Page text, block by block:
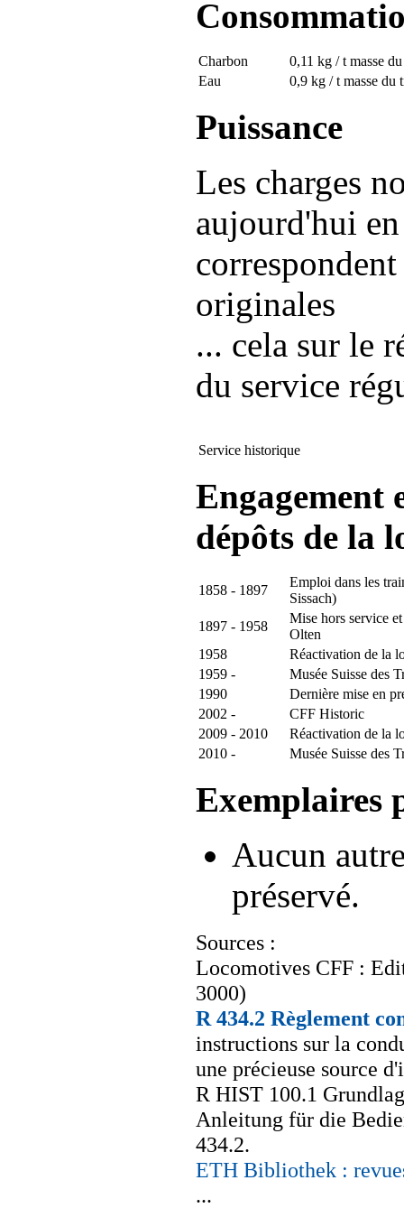
Charbon
0,11 kg / t masse
Eau
0,9 kg / t masse du
Puissance
Les charges
aujourd'hui
originales
... cela sur le
du service
Service historique
Engagement
dépôts de la
1858 - 1897
Emploi dans les
Sissach)
1897 - 1958
Mise hors service
Olten
1958
Réactivation de la
1959 -
Musée Suisse des
1990
Dernière mise en
2002 -
CFF Historic
2009 - 2010
Réactivation de la
2010 -
Musée Suisse des
Exemplaires
Aucun
préservé.
Sources :
Locomotives CFF :
3000)
R 434.2 Règlement
instructions sur la
une précieuse source
R HIST 100.1
Anleitung für die
434.2.
ETH Bibliothek :
...